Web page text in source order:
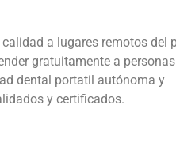
a lugares remotos del
gratuitamente a
dental portatil autónoma y
y certificados.